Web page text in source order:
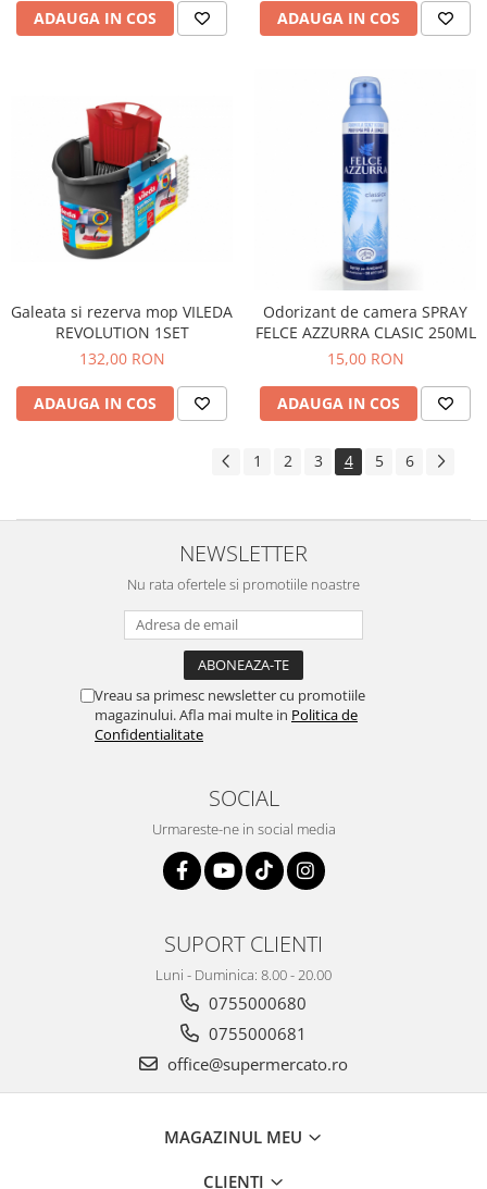
ADAUGA IN COS ADAUGA IN COS
Galeata si rezerva mop VILEDA
REVOLUTION 1SET
132,00 RON
ADAUGA IN COS
Odorizant de camera SPRAY
FELCE AZZURRA CLASIC 250ML
15,00 RON
ADAUGA IN COS
1 2 3 4 5 6
NEWSLETTER
Nu rata ofertele si promotiile noastre
Vreau sa primesc newsletter cu promotiile
magazinului. Afla mai multe in Politica de
Confidentialitate
SOCIAL
Urmareste-ne in social media
SUPORT CLIENTI
Luni - Duminica: 8.00 - 20.00
0755000680
0755000681
office@supermercato.ro
MAGAZINUL MEU
CLIENTI